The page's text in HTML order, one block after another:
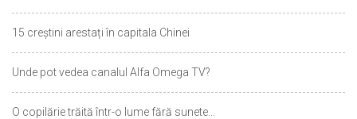
15 creștini arestați în capitala Chinei
Unde pot vedea canalul Alfa Omega TV?
O copilărie trăită într-o lume fără sunete...